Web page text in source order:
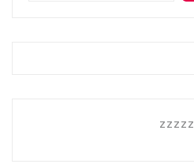
zzzzz